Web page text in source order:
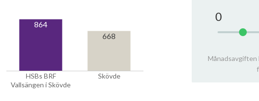
HSBs BRF
Vallsängen i Skövde
Skövde
864
668
0
Månadsavgiften